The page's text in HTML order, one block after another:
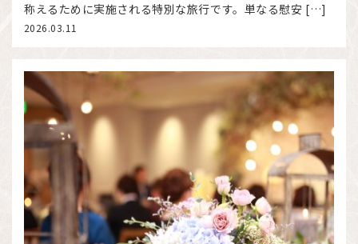
称えるために実施される特別な旅行です。単なる慰安 […]
2026.03.11